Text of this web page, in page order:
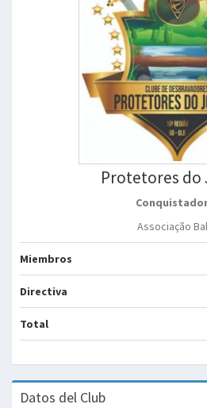
Protetores do
Associação
Miembros
Directiva
Total
Datos del Club